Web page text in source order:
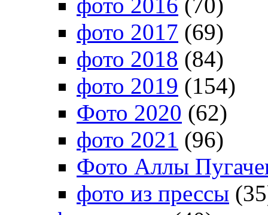
фото 2017 (69)
фото 2018 (84)
фото 2019 (154)
Фото 2020 (62)
фото 2021 (96)
Фото Аллы
фото из прессы